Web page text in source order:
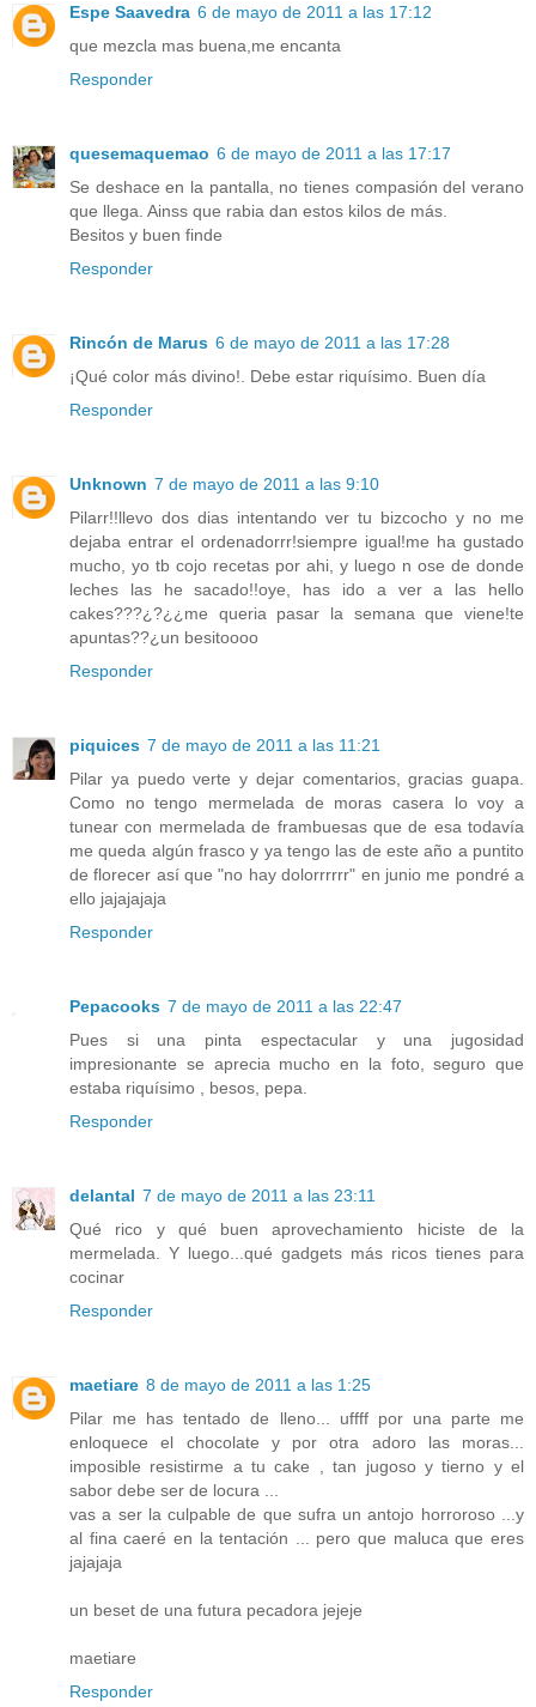
Espe Saavedra 6 de mayo de 2011 a las 17:12
que mezcla mas buena,me encanta
Responder
quesemaquemao 6 de mayo de 2011 a las 17:17
Se deshace en la pantalla, no tienes compasión del verano
que llega. Ainss que rabia dan estos kilos de más.
Besitos y buen finde
Responder
Rincón de Marus 6 de mayo de 2011 a las 17:28
¡Qué color más divino!. Debe estar riquísimo. Buen día
Responder
Unknown 7 de mayo de 2011 a las 9:10
Pilarr!!llevo dos dias intentando ver tu bizcocho y no me
dejaba entrar el ordenadorrr!siempre igual!me ha gustado
mucho, yo tb cojo recetas por ahi, y luego n ose de donde
leches las he sacado!!oye, has ido a ver a las hello
cakes???¿?¿¿me queria pasar la semana que viene!te
apuntas??¿un besitoooo
Responder
piquices 7 de mayo de 2011 a las 11:21
Pilar ya puedo verte y dejar comentarios, gracias guapa.
Como no tengo mermelada de moras casera lo voy a
tunear con mermelada de frambuesas que de esa todavía
me queda algún frasco y ya tengo las de este año a puntito
de florecer así que "no hay dolorrrrrr" en junio me pondré a
ello jajajajaja
Responder
Pepacooks 7 de mayo de 2011 a las 22:47
Pues si una pinta espectacular y una jugosidad
impresionante se aprecia mucho en la foto, seguro que
estaba riquísimo , besos, pepa.
Responder
delantal 7 de mayo de 2011 a las 23:11
Qué rico y qué buen aprovechamiento hiciste de la
mermelada. Y luego...qué gadgets más ricos tienes para
cocinar
Responder
maetiare 8 de mayo de 2011 a las 1:25
Pilar me has tentado de lleno... uffff por una parte me
enloquece el chocolate y por otra adoro las moras...
imposible resistirme a tu cake , tan jugoso y tierno y el
sabor debe ser de locura ...
vas a ser la culpable de que sufra un antojo horroroso ...y
al fina caeré en la tentación ... pero que maluca que eres
jajajaja
un beset de una futura pecadora jejeje
maetiare
Responder